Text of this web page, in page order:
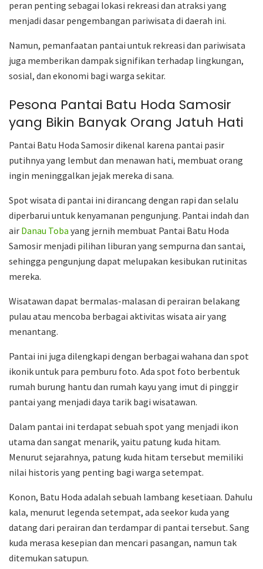
peran penting sebagai lokasi rekreasi dan atraksi yang
menjadi dasar pengembangan pariwisata di daerah ini.
Namun, pemanfaatan pantai untuk rekreasi dan pariwisata
juga memberikan dampak signifikan terhadap lingkungan,
sosial, dan ekonomi bagi warga sekitar.
Pesona Pantai Batu Hoda Samosir
yang Bikin Banyak Orang Jatuh Hati
Pantai Batu Hoda Samosir dikenal karena pantai pasir
putihnya yang lembut dan menawan hati, membuat orang
ingin meninggalkan jejak mereka di sana.
Spot wisata di pantai ini dirancang dengan rapi dan selalu
diperbarui untuk kenyamanan pengunjung. Pantai indah dan
air Danau Toba yang jernih membuat Pantai Batu Hoda
Samosir menjadi pilihan liburan yang sempurna dan santai,
sehingga pengunjung dapat melupakan kesibukan rutinitas
mereka.
Wisatawan dapat bermalas-malasan di perairan belakang
pulau atau mencoba berbagai aktivitas wisata air yang
menantang.
Pantai ini juga dilengkapi dengan berbagai wahana dan spot
ikonik untuk para pemburu foto. Ada spot foto berbentuk
rumah burung hantu dan rumah kayu yang imut di pinggir
pantai yang menjadi daya tarik bagi wisatawan.
Dalam pantai ini terdapat sebuah spot yang menjadi ikon
utama dan sangat menarik, yaitu patung kuda hitam.
Menurut sejarahnya, patung kuda hitam tersebut memiliki
nilai historis yang penting bagi warga setempat.
Konon, Batu Hoda adalah sebuah lambang kesetiaan. Dahulu
kala, menurut legenda setempat, ada seekor kuda yang
datang dari perairan dan terdampar di pantai tersebut. Sang
kuda merasa kesepian dan mencari pasangan, namun tak
ditemukan satupun.